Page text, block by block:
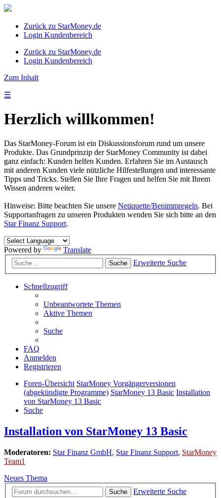
Zurück zu StarMoney.de
Login Kundenbereich
Zurück zu StarMoney.de
Login Kundenbereich
Zum Inhalt
☰
Herzlich willkommen!
Das StarMoney-Forum ist ein Diskussionsforum rund um unsere
Produkte. Das Grundprinzip der StarMoney Community ist dabei
ganz einfach: Kunden helfen Kunden. Erfahren Sie im Austausch
mit anderen Kunden viele nützliche Hilfestellungen und interessante
Tipps und Tricks. Stellen Sie Ihre Fragen und helfen Sie mit Ihrem
Wissen anderen weiter.
Hinweise: Bitte beachten Sie unsere Netiquette/Benimmregeln. Bei
Supportanfragen zu unseren Produkten wenden Sie sich bitte an den
Star Finanz Support.
Powered by Translate
Suche Erweiterte Suche
Schnellzugriff
Unbeantwortete Themen
Aktive Themen
Suche
FAQ
Anmelden
Registrieren
Foren-Übersicht StarMoney Vorgängerversionen
(abgekündigte Programme) StarMoney 13 Basic Installation
von StarMoney 13 Basic
Suche
Installation von StarMoney 13 Basic
Moderatoren: Star Finanz GmbH, Star Finanz Support, StarMoney
Team1
Neues Thema
Suche
Erweiterte Suche